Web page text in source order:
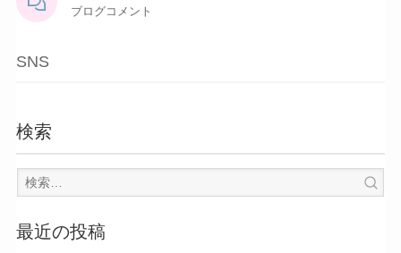
ブログコメント
SNS
検索
最近の投稿